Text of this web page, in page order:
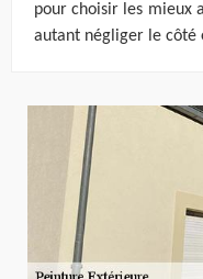
pour choisir les mieux
autant négliger le côté